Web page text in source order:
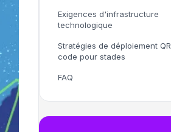
Exigences d'infrastructure
technologique
Stratégies de déploiement QR
code pour stades
FAQ